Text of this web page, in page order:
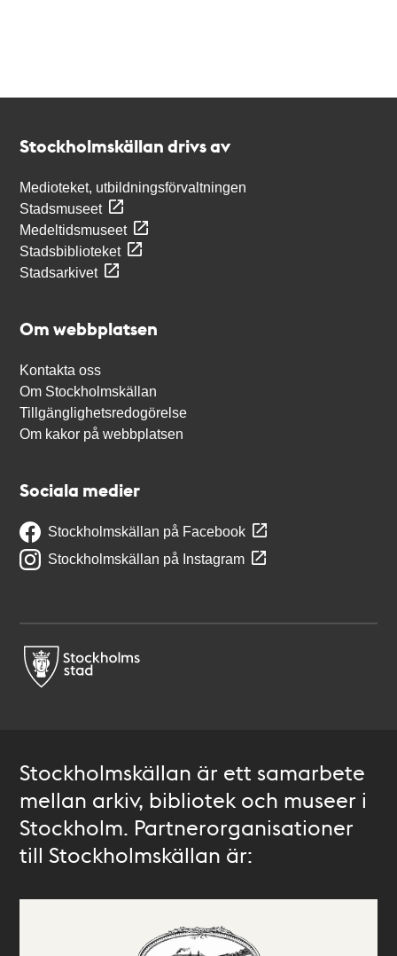
Stockholmskällan drivs av
Medioteket, utbildningsförvaltningen
Stadsmuseet
Medeltidsmuseet
Stadsbiblioteket
Stadsarkivet
Om webbplatsen
Kontakta oss
Om Stockholmskällan
Tillgänglighetsredogörelse
Om kakor på webbplatsen
Sociala medier
Stockholmskällan på Facebook
Stockholmskällan på Instagram
Stockholmskällan är ett samarbete
mellan arkiv, bibliotek och museer i
Stockholm. Partnerorganisationer
till Stockholmskällan är: